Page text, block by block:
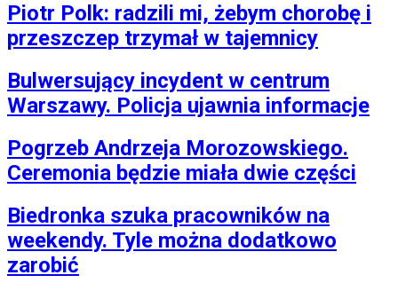
Piotr Polk: radzili mi, żebym chorobę i
przeszczep trzymał w tajemnicy
Bulwersujący incydent w centrum
Warszawy. Policja ujawnia informacje
Pogrzeb Andrzeja Morozowskiego.
Ceremonia będzie miała dwie części
Biedronka szuka pracowników na
weekendy. Tyle można dodatkowo
zarobić